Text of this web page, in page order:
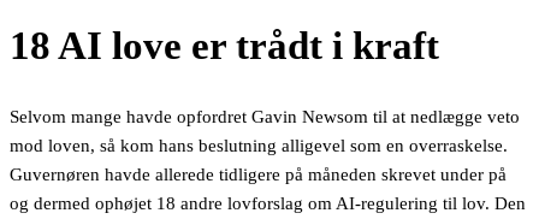
18 AI love er trådt i kraft
Selvom mange havde opfordret Gavin Newsom til at nedlægge veto
mod loven, så kom hans beslutning alligevel som en overraskelse.
Guvernøren havde allerede tidligere på måneden skrevet under på
og dermed ophøjet 18 andre lovforslag om AI-regulering til lov. Den